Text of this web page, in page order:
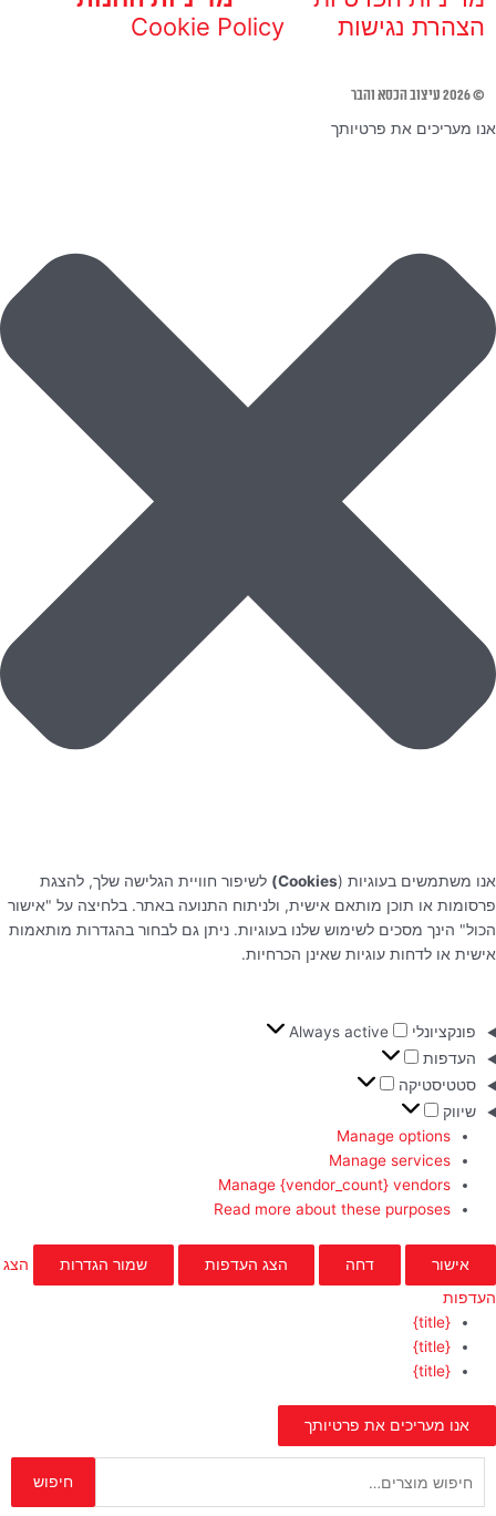
הצהרת נגישות
Cookie Policy
© 2026 עיצוב הכסא והבר
אנו מעריכים את פרטיותך
אנו משתמשים בעוגיות (Cookies)
לשיפור חוויית הגלישה שלך, להצגת
פרסומות או תוכן מותאם אישית, ולניתוח התנועה באתר. בלחיצה על "אישור
הכול" הינך מסכים לשימוש שלנו בעוגיות. ניתן גם לבחור בהגדרות מותאמות
אישית או לדחות עוגיות שאינן הכרחיות.
פונקציונלי
Always active
העדפות
סטטיסטיקה
שיווק
Manage options
Manage services
Manage {vendor_count} vendors
Read more about these purposes
אישור דחה הצג העדפות שמור הגדרות
הצג
העדפות
{title}
{title}
{title}
אנו מעריכים את פרטיותך
עבור:
חיפוש